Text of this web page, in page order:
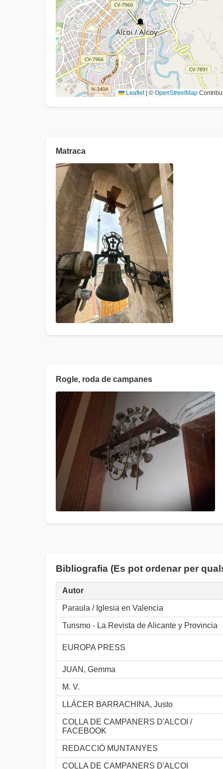
Leaflet © OpenStreetMap
Matraca
Rogle, roda de campanes
Bibliografia (Es pot ordenar per
Autor
Paraula / Iglesia en Valencia
Turismo - La Revista de Alicante y Provincia
EUROPA PRESS
JUAN, Gemma
M. V.
LLÁCER BARRACHINA, Justo
COLLA DE CAMPANERS D'ALCOI /
FACEBOOK
REDACCIÓ MUNTANYES
COLLA DE CAMPANERS D'ALCOI